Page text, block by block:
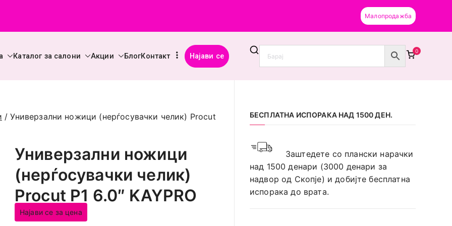
Малопродажба
Suppliesкозметика во Македонија (опрема и материјали за фризери и козметичари), наменета само за
Каталог за салони Акции БлогКонтакт Најави се
0
/ Универзални ножици (нерѓосувачки челик) Procut
Универзални ножици
(нерѓосувачки челик)
Procut P1 6.0″ KAYPRO
Најави се за цена
БЕСПЛАТНА ИСПОРАКА НАД 1500 ДЕН.
Заштедете со плански нарачки
над 1500 денари (3000 денари за
надвор од Скопје) и добијте бесплатна
испорака до врата.